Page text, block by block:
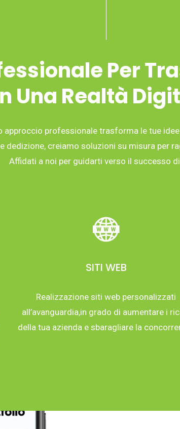
Per
Una Realtà
approccio professionale trasforma le tue
dedizione, creiamo soluzioni su misura per
Affidati a noi per guidarti verso il successo
SITI WEB
Realizzazione siti web personalizzati
all’avanguardia,in grado di aumentare i
della tua azienda e sbaragliare la